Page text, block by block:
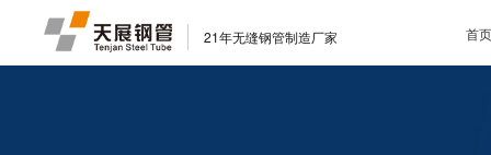
21年无缝钢管制造厂家 首